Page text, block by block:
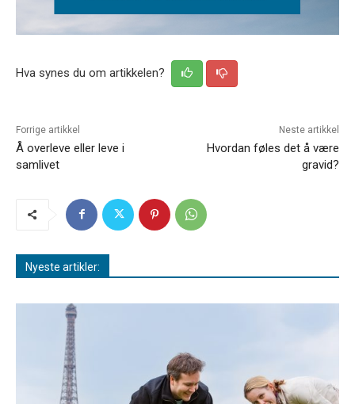
Hva synes du om artikkelen?
Forrige artikkel
Å overleve eller leve i
samlivet
Neste artikkel
Hvordan føles det å være
gravid?
Nyeste artikler: